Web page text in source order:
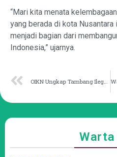
“Mari kita menata
yang berada di kota Nusantara
menjadi bagian dari
Indonesia,” ujarnya.